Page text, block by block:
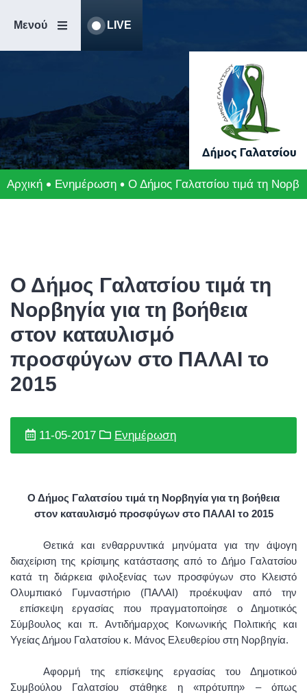
στο
στη
πλοήγησης
Μενού LIVE
Αρχική Ενημέρωση Ο Δήμος Γαλατσίου τιμά τη
Ο Δήμος Γαλατσίου τιμά τη
Νορβηγία για τη βοήθεια
στον καταυλισμό
προσφύγων στο ΠΑΛΑΙ το
2015
11-05-2017 Ενημέρωση
Ο Δήμος Γαλατσίου τιμά τη Νορβηγία για τη βοήθεια
στον καταυλισμό προσφύγων στο ΠΑΛΑΙ το 2015
Θετικά και ενθαρρυντικά μηνύματα για την άψογη
διαχείριση της κρίσιμης κατάστασης από το Δήμο Γαλατσίου
κατά τη διάρκεια φιλοξενίας των προσφύγων στο Κλειστό
Ολυμπιακό Γυμναστήριο (ΠΑΛΑΙ) προέκυψαν από την
επίσκεψη εργασίας που πραγματοποίησε ο Δημοτικός
Σύμβουλος και π. Αντιδήμαρχος Κοινωνικής Πολιτικής και
Υγείας Δήμου Γαλατσίου κ. Μάνος Ελευθερίου στη Νορβηγία.
Αφορμή της επίσκεψης εργασίας του Δημοτικού
Συμβούλου Γαλατσίου στάθηκε η «πρότυπη» – όπως